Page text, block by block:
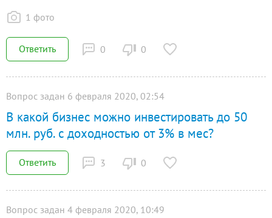
1 фото
Ответить 0 0
Вопрос задан 6 февраля 2020, 02:54
В какой бизнес можно инвестировать до 50
млн. руб. с доходностью от 3% в мес?
Ответить 3 0
Вопрос задан 4 февраля 2020, 10:49